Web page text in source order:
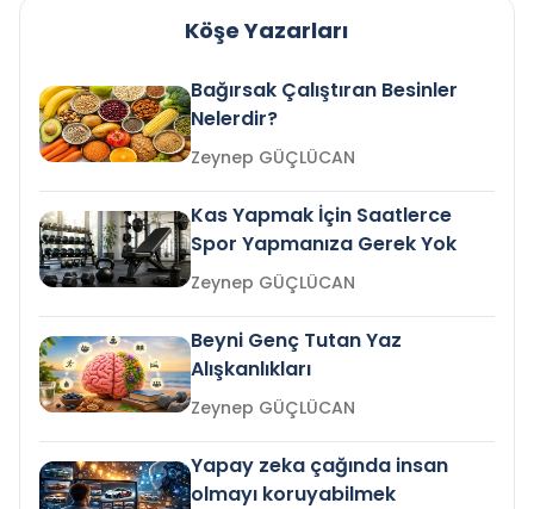
Köşe Yazarları
Bağırsak Çalıştıran Besinler
Nelerdir?
Zeynep GÜÇLÜCAN
Kas Yapmak İçin Saatlerce
Spor Yapmanıza Gerek Yok
Zeynep GÜÇLÜCAN
Beyni Genç Tutan Yaz
Alışkanlıkları
Zeynep GÜÇLÜCAN
Yapay zeka çağında insan
olmayı koruyabilmek